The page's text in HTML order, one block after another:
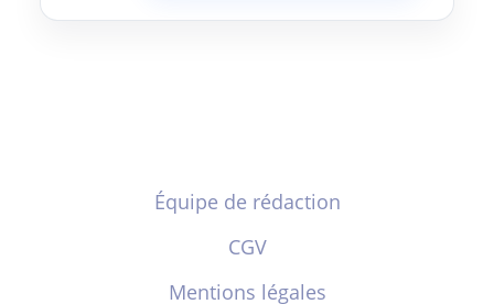
Équipe de rédaction
CGV
Mentions légales